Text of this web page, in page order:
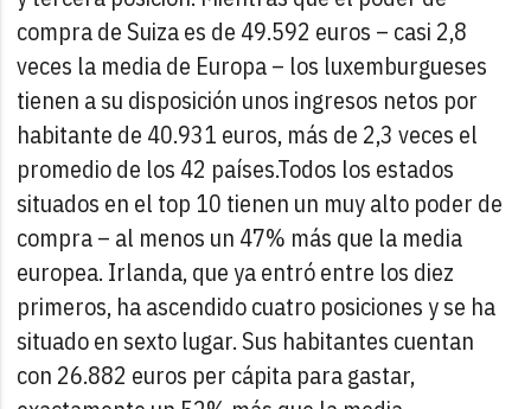
compra de Suiza es de 49.592 euros – casi 2,8
veces la media de Europa – los luxemburgueses
tienen a su disposición unos ingresos netos por
habitante de 40.931 euros, más de 2,3 veces el
promedio de los 42 países.Todos los estados
situados en el top 10 tienen un muy alto poder de
compra – al menos un 47% más que la media
europea. Irlanda, que ya entró entre los diez
primeros, ha ascendido cuatro posiciones y se ha
situado en sexto lugar. Sus habitantes cuentan
con 26.882 euros per cápita para gastar,